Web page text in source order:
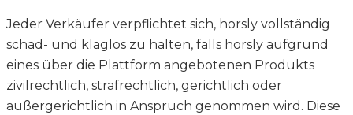
Jeder Verkäufer verpflichtet sich, horsly vollständig
schad- und klaglos zu halten, falls horsly aufgrund
eines über die Plattform angebotenen Produkts
zivilrechtlich, strafrechtlich, gerichtlich oder
außergerichtlich in Anspruch genommen wird. Diese